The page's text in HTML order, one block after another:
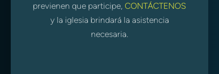
previenen que participe, CONTÁCTENOS
y la iglesia brindará la asistencia
necesaria.